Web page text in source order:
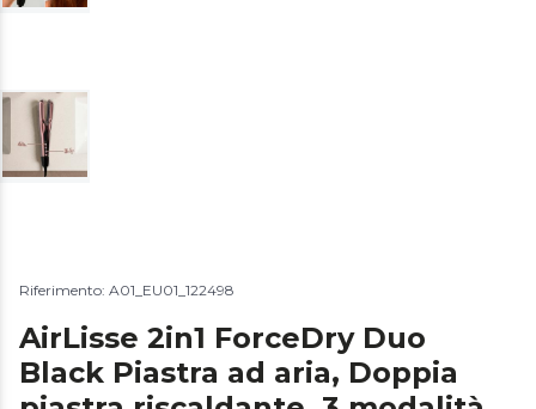
Riferimento: A01_EU01_122498
AirLisse 2in1 ForceDry Duo
Black Piastra ad aria, Doppia